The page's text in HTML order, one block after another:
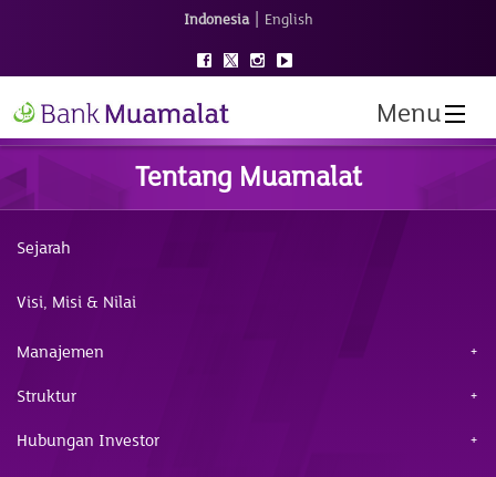
Indonesia | English
Menu
Tentang Muamalat
Sejarah
Visi, Misi & Nilai
Manajemen
Struktur
Hubungan Investor